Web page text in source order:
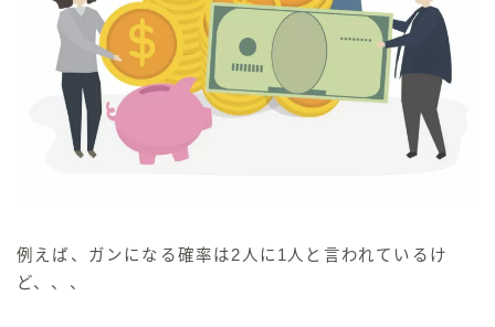
例えば、 ガンになる確率は2人に1人と言われているけ
ど、、、